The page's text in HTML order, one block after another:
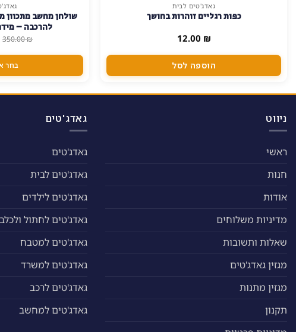
גאדג'טים לבית
כפות רגליים זוהרות בחושך
12.00 ₪
הוספה לסל
שולחן מחשב מתכוון
להרכבה – מידת
350.00₪
בחר
זה
ניתן
האפשרויות
בעמוד
ניווט
ראשי
חנות
אודות
מדיניות משלוחים
שאלות ותשובות
מגזין גאדג'טים
מגזין מתנות
תקנון
גאדג'טים
גאדג'טים
גאדג'טים לבית
גאדג'טים לילדים
גאדג'טים לחתול ולכלב
גאדג'טים למטבח
גאדג'טים למשרד
גאדג'טים לרכב
גאדג'טים למחשב